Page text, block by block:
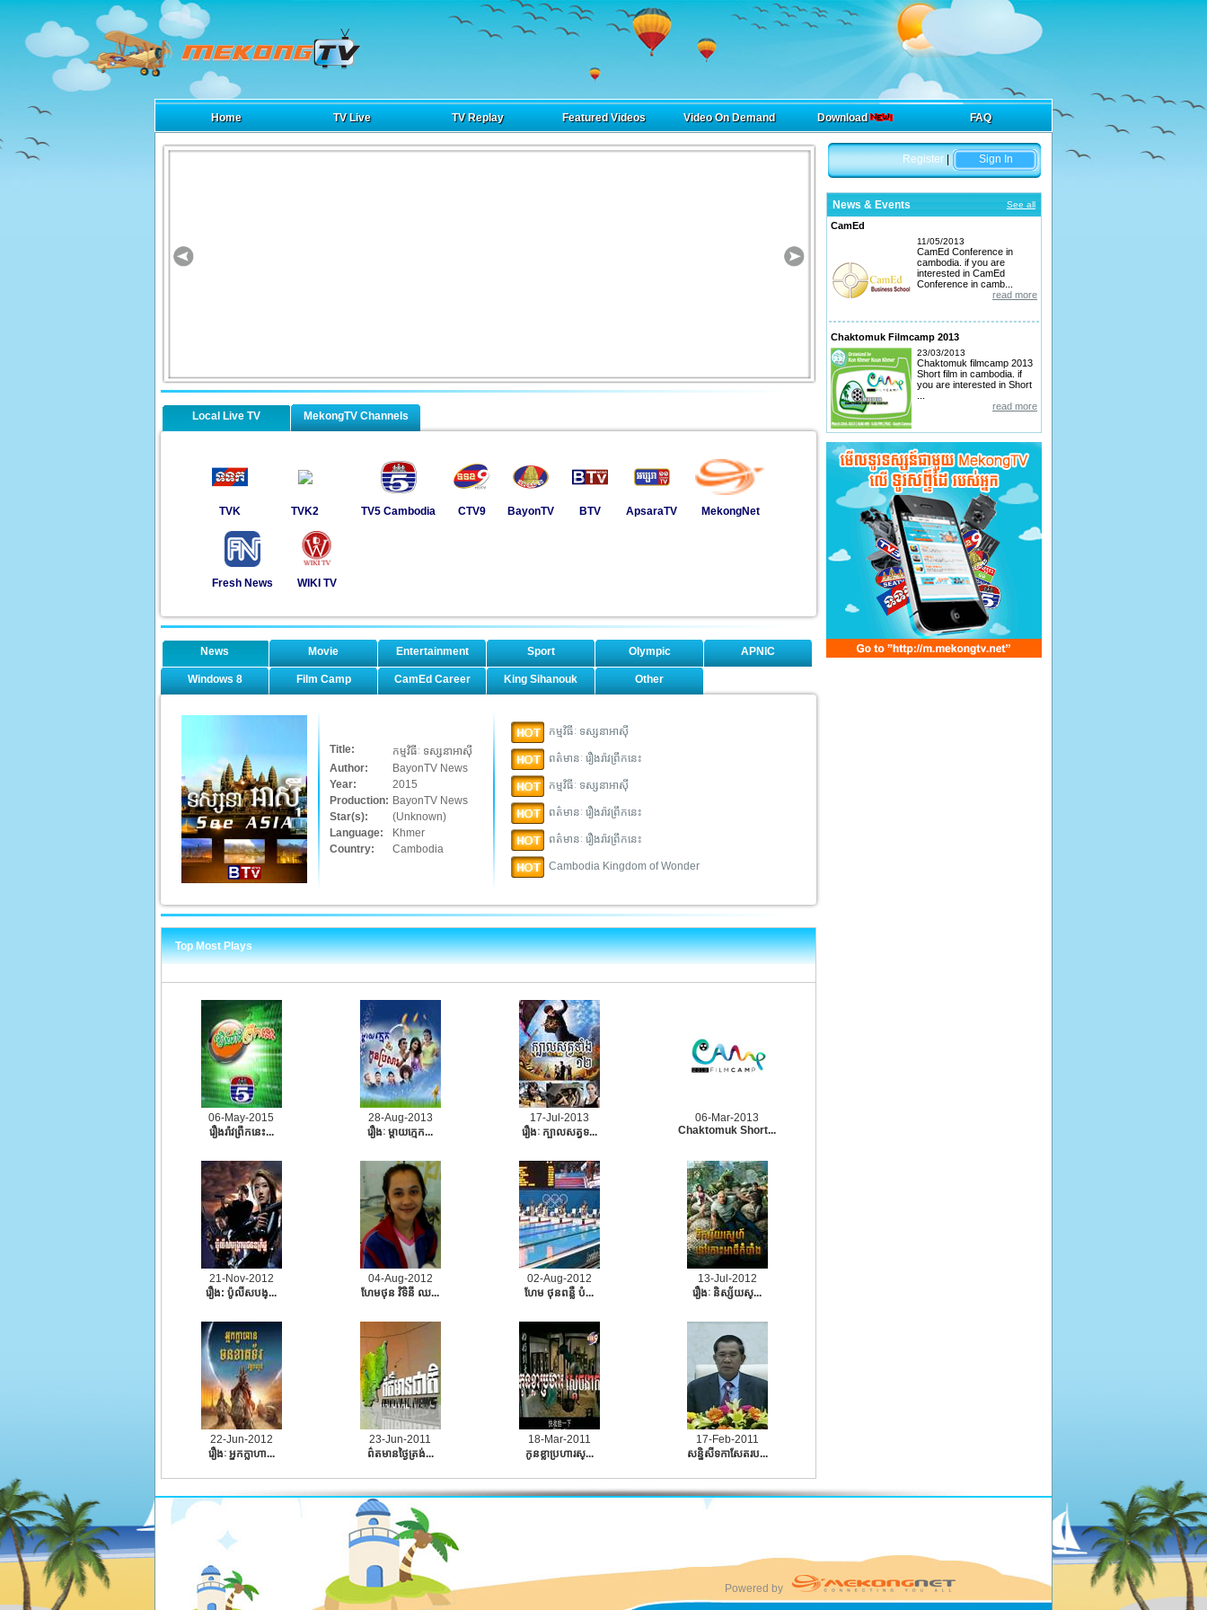
Home TV Live TV Replay Featured Videos Video On Demand Download FAQ
Local Live TV MekongTV Channels
TVK TVK2 TV5 Cambodia CTV9 BayonTV BTV ApsaraTV MekongNet
Fresh News WIKI TV
News Movie Entertainment Sport Olympic APNIC
Windows 8 Film Camp CamEd Career King Sihanouk Other
Title:
កម្មវិធីៈ ទស្សនាអាស៊ី
Author:
BayonTV News
Year:
2015
Production: BayonTV News
Star(s):
(Unknown)
Language:
Khmer
Country:
Cambodia
កម្មវិធីៈ ទស្សនាអាស៊ី
ពត៌មានៈ រឿងរ៉ាវព្រឹកនេះ
កម្មវិធីៈ ទស្សនាអាស៊ី
ពត៌មានៈ រឿងរ៉ាវព្រឹកនេះ
ពត៌មានៈ រឿងរ៉ាវព្រឹកនេះ
Cambodia Kingdom of Wonder
Top Most Plays
06-May-2015
រឿងរ៉ាវព្រឹកនេះ...
28-Aug-2013
រឿងៈ ម្ដាយក្មេក...
17-Jul-2013
រឿងៈ ក្បាលសត្វទ...
06-Mar-2013
Chaktomuk Short...
21-Nov-2012
រឿង:​ ប៉ូលីសបង្...
04-Aug-2012
ហែមថុន វិទិនី ឈ...
02-Aug-2012
ហែម ថុនពន្លឺ បំ...
13-Jul-2012
រឿងៈ​ និស្ស័យស្...
22-Jun-2012
រឿងៈ អ្នកក្លាហា...
23-Jun-2011
ព៌តមានថ្ងៃត្រង់...
18-Mar-2011
កូនខ្លាប្រហារស្...
17-Feb-2011
សនិ្នសីទកាសែតរប...
Sign In
Register
News & Events See all
CamEd
11/05/2013
CamEd Conference in
cambodia. if you are
interested in CamEd
Conference in camb...
read more
Chaktomuk Filmcamp 2013
23/03/2013
Chaktomuk filmcamp 2013
Short film in cambodia. if
you are interested in Short
read more
Powered by